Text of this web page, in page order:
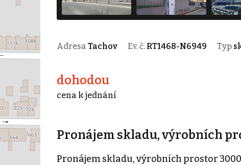
Adresa Tachov Ev. č. RT1468-N6949 Typ
dohodou
cena k jednání
Pronájem skladu, výrobních
Pronájem skladu, výrobních prostor 3000